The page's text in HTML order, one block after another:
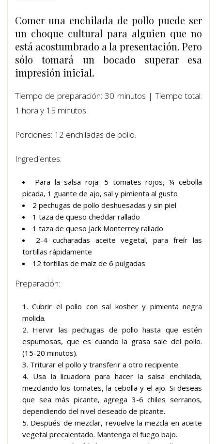
Comer una enchilada de pollo puede ser
un choque cultural para alguien que no
está acostumbrado a la presentación. Pero
sólo tomará un bocado superar esa
impresión inicial.
Tiempo de preparación: 30 minutos | Tiempo total:
1 hora y 15 minutos.
Porciones: 12 enchiladas de pollo.
Ingredientes:
Para la salsa roja: 5 tomates rojos, ¼ cebolla
picada, 1 guante de ajo, sal y pimienta al gusto
2 pechugas de pollo deshuesadas y sin piel
1 taza de queso cheddar rallado
1 taza de queso Jack Monterrey rallado
2-4 cucharadas aceite vegetal, para freír las
tortillas rápidamente
12 tortillas de maíz de 6 pulgadas
Preparación:
Cubrir el pollo con sal kosher y pimienta negra
molida.
Hervir las pechugas de pollo hasta que estén
espumosas, que es cuando la grasa sale del pollo.
(15-20 minutos).
Triturar el pollo y transferir a otro recipiente.
Usa la licuadora para hacer la salsa enchilada,
mezclando los tomates, la cebolla y el ajo. Si deseas
que sea más picante, agrega 3-6 chiles serranos,
dependiendo del nivel deseado de picante.
Después de mezclar, revuelve la mezcla en aceite
vegetal precalentado. Mantenga el fuego bajo.